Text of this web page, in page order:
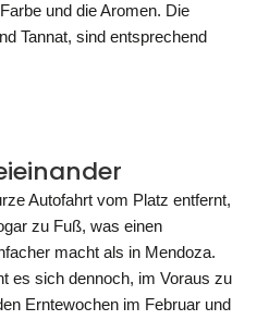
und die Aromen. Die
Tannat, sind entsprechend
Autofahrt vom Platz entfernt,
zu Fuß, was einen
macht als in Mendoza.
es sich dennoch, im Voraus zu
Erntewochen im Februar und